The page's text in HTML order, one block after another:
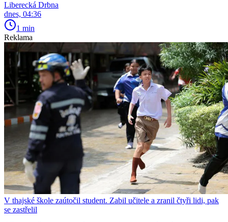
Liberecká Drbna
dnes, 04:36
1 min
Reklama
V thajské škole zaútočil student. Zabil učitele a zranil čtyři lidi, pak
se zastřelil